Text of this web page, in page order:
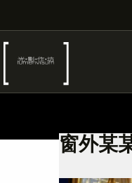
窗外某
最新消息
展覽
教育及外展